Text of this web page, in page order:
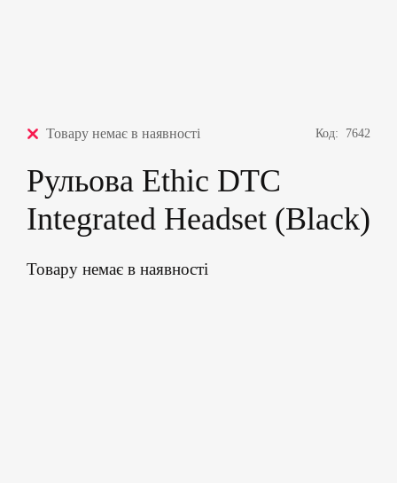
Товару немає в наявності Код: 7642
Рульова Ethic DTC
Integrated Headset (Black)
Товару немає в наявності